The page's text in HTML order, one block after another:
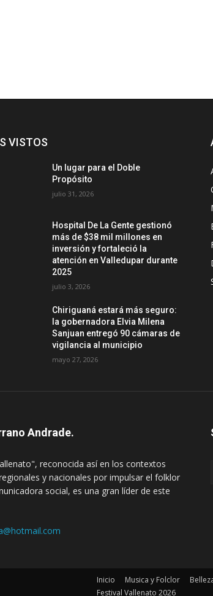
VISTOS
Un lugar para el Doble
Propósito
julio 31, 2026
Hospital De La Gente gestionó
más de $38 mil millones en
inversión y fortaleció la
atención en Valledupar durante
2025
julio 3, 2026
Chiriguaná estará más seguro:
la gobernadora Elvia Milena
Sanjuan entregó 90 cámaras de
vigilancia al municipio
mayo 27, 2026
Andrade.
reconocida así en los contextos
y nacionales por impulsar el folklor
social, es una gran líder de este
Inicio Musica y Folclor
Festival Vallenato 2026